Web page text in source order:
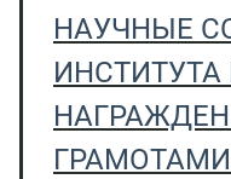
НАУЧНЫЕ